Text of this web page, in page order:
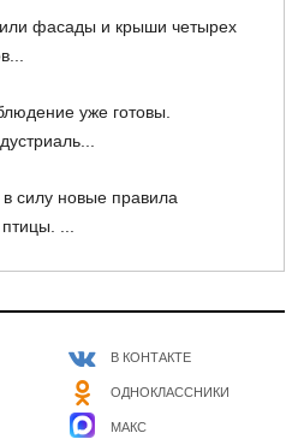
фасады и крыши четырех
уже готовы.
силу новые правила
...
В КОНТАКТЕ
ОДНОКЛАССНИКИ
МАКС